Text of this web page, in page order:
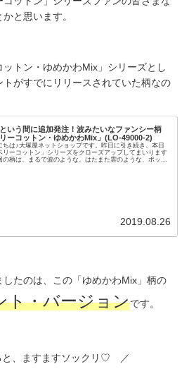
と思います。
トン・ゆめかわMix」シリーズとし
がすでにリリースされていた柄なの
いう間に追加発注！波みたいなファンシー柄
リーコットン・ゆめかわMix」(LO-49000-2)
ちは♪大塚屋ネットショップです。昨日に引き続き、本日
リーコットン」シリーズをクローズアップしてまいります
柄は、まるで波のような、はたまた雲のような、ポップ
2019.08.26
たのは、この「ゆめかわMix」柄の
ト・バージョンです。
、ますますソックリ♡ ／